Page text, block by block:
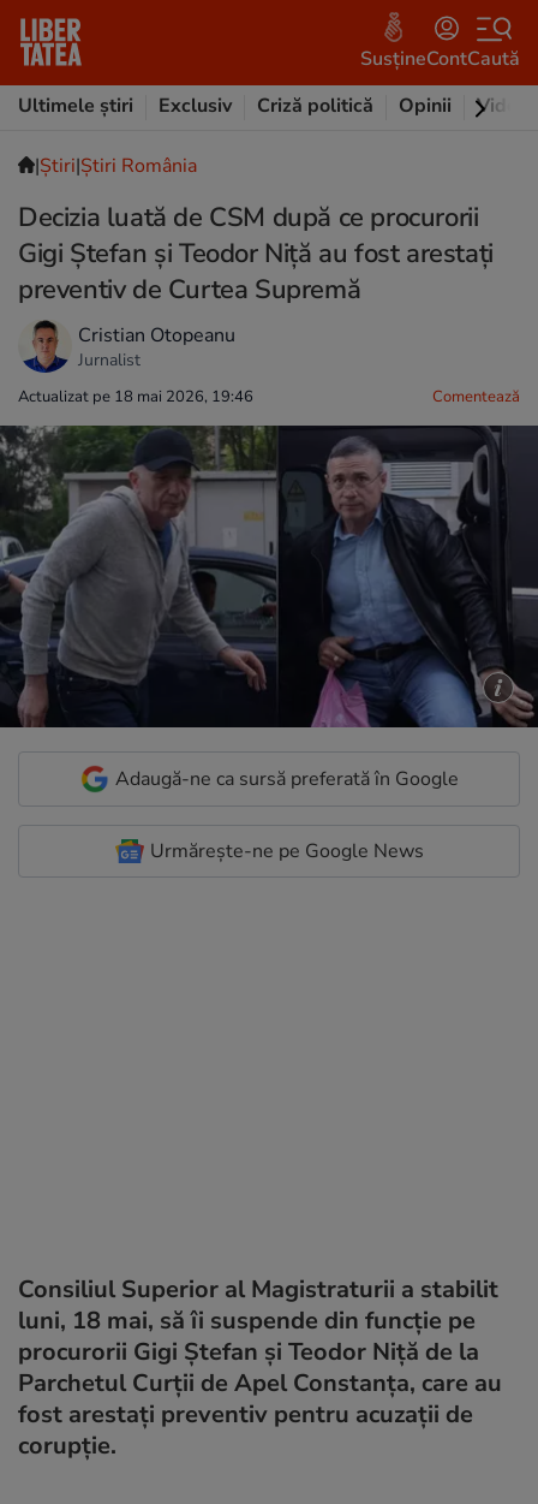
SusțineContCaută
Ultimele știri
Exclusiv Criză politică Opinii Video
|Ştiri|Știri România
Decizia luată de CSM după ce procurorii
Gigi Ștefan și Teodor Niță au fost arestați
preventiv de Curtea Supremă
Cristian Otopeanu
Jurnalist
Actualizat pe 18 mai 2026, 19:46 Comentează
Adaugă-ne ca sursă preferată în Google
Urmărește-ne pe Google News
Consiliul Superior al Magistraturii a stabilit
luni, 18 mai, să îi suspende din funcție pe
procurorii Gigi Ștefan și Teodor Niță de la
Parchetul Curții de Apel Constanța, care au
fost arestați preventiv pentru acuzații de
corupție.